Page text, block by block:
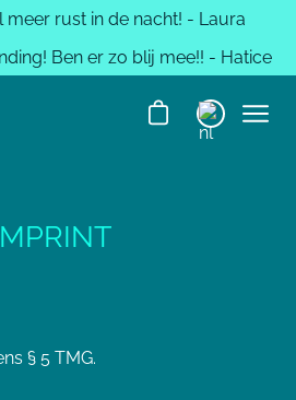
meer rust in de nacht! - Laura
Ben er zo blij mee!! - Hatice
§ 5 TMG.